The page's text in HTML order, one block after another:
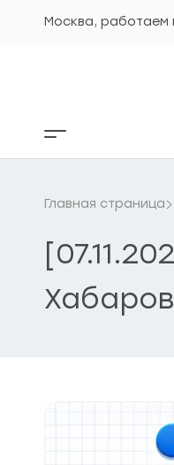
Москва, работаем
Кнопка
бокового
Главная страница